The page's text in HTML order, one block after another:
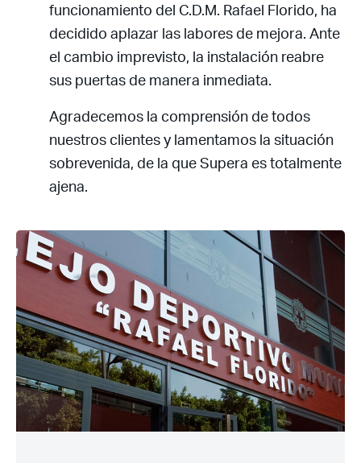
funcionamiento del C.D.M. Rafael Florido, ha
decidido aplazar las labores de mejora. Ante
el cambio imprevisto, la instalación reabre
sus puertas de manera inmediata.
Agradecemos la comprensión de todos
nuestros clientes y lamentamos la situación
sobrevenida, de la que Supera es totalmente
ajena.